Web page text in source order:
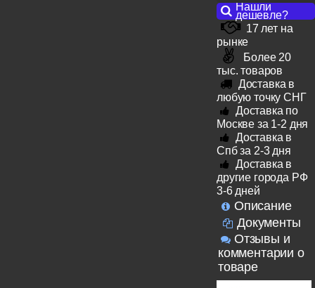
Нашли
дешевле?
17 лет на
рынке
Более 20
тыс. товаров
Доставка в
любую точку СНГ
Доставка по
Москве за 1-2 дня
Доставка в
Спб за 2-3 дня
Доставка в
другие города РФ
3-6 дней
Описание
Документы
Отзывы и
комментарии о
товаре